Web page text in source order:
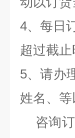
4、每日
超过截
5、请办
姓名、
咨询订